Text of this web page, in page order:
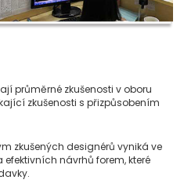
průměrné zkušenosti v oboru
zkušenosti s přizpůsobením
zkušených designérů vyniká ve
návrhů forem, které